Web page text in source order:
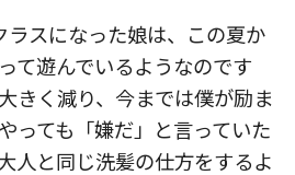
ラスになった娘は、この夏か
て遊んでいるようなのです
きく減り、今までは僕が励ま
っても「嫌だ」と言っていた
人と同じ洗髪の仕方をするよ